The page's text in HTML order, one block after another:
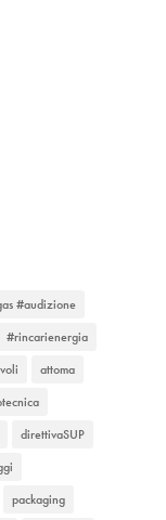
#audizione
#rincarienergia
attoma
direttivaSUP
packaging